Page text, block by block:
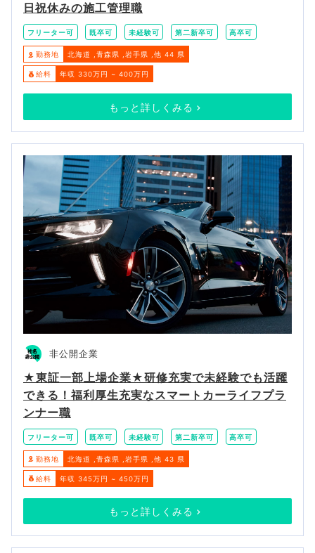
日祝休みの施工管理職
フリーター可 既卒可 未経験可 第二新卒可 高卒可
勤務地 北海道 青森県 岩手県 他 44 県
給料 年収 330万円 ~ 400万円
もっと詳しくみる
非公開企業
★東証一部上場企業★研修充実で未経験でも活躍
できる！福利厚生充実なスマートカーライフプラ
ンナー職
フリーター可 既卒可 未経験可 第二新卒可 高卒可
勤務地 北海道 青森県 岩手県 他 43 県
給料 年収 345万円 ~ 450万円
もっと詳しくみる